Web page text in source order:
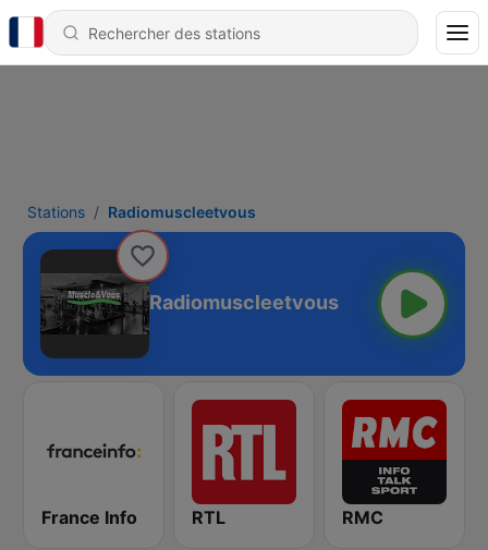
Stations Radiomuscleetvous
Radiomuscleetvous
France Info RTL RMC